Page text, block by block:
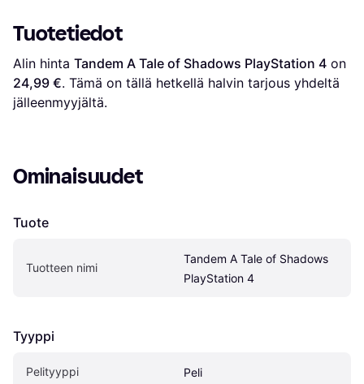
Tuotetiedot
Alin hinta Tandem A Tale of Shadows PlayStation 4
24,99 €. Tämä on tällä hetkellä halvin tarjous yhdeltä
jälleenmyyjältä.
Ominaisuudet
Tuote
Tuotteen nimi
Tandem A Tale of Shadows
PlayStation 4
Tyyppi
Pelityyppi Peli